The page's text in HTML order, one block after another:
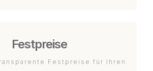
Festpreise
Festpreise für Ihren